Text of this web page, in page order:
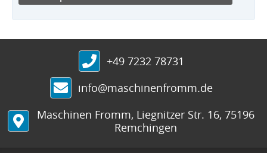
+49 7232 78731
info@maschinenfromm.de
Maschinen Fromm, Liegnitzer Str. 16, 75196
Remchingen